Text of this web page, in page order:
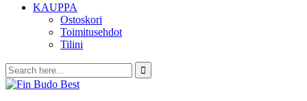
KAUPPA
Ostoskori
Toimitusehdot
Tilini